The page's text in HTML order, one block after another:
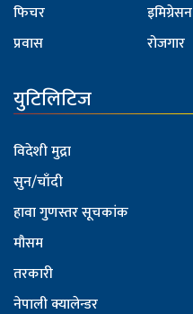
फिचर
प्रवास
इमिग्रेसन
रोजगार
युटिलिटिज
विदेशी मुद्रा
सुन/चाँदी
हावा गुणस्तर सूचकांक
मौसम
तरकारी
नेपाली क्यालेन्डर